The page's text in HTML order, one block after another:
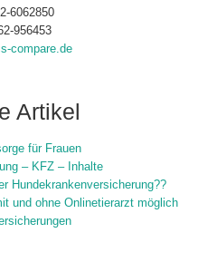
6062850
956453
compare.de
Artikel
für Frauen
– KFZ – Inhalte
Hundekrankenversicherung??
und ohne Onlinetierarzt möglich